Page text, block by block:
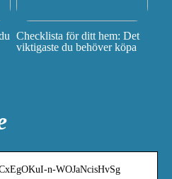
Checklista för ditt hem: Det
viktigaste du behöver köpa
n-WOJaNcisHvSg